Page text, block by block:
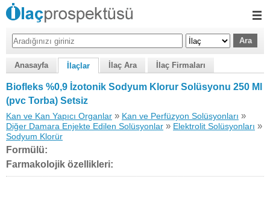
Anasayfa İlaçlar İlaç Ara İlaç Firmaları
Biofleks %0,9 İzotonik Sodyum Klorur Solüsyonu 250 Ml
(pvc Torba) Setsiz
Kan ve Kan Yapıcı Organlar » Kan ve Perfüzyon Solüsyonları »
Diğer Damara Enjekte Edilen Solüsyonlar » Elektrolit Solüsyonları »
Sodyum Klorür
Formülü:
Farmakolojik özellikleri: